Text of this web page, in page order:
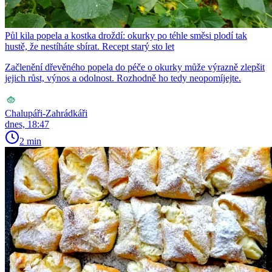
Půl kila popela a kostka droždí: okurky po téhle směsi plodí tak
hustě, že nestíháte sbírat. Recept starý sto let
Začlenění dřevěného popela do péče o okurky může výrazně zlepšit
jejich růst, výnos a odolnost. Rozhodně ho tedy neopomíjejte.
Chalupáři-Zahrádkáři
dnes, 18:47
2 min